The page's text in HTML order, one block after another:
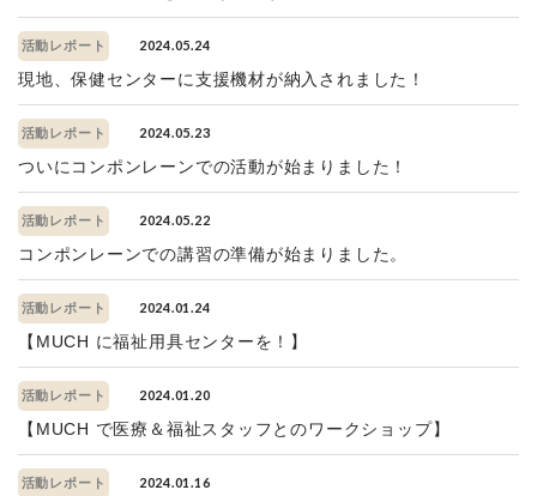
活動レポート 2024.05.24
現地、保健センターに支援機材が納入されました！
活動レポート 2024.05.23
ついにコンポンレーンでの活動が始まりました！
活動レポート 2024.05.22
コンポンレーンでの講習の準備が始まりました。
活動レポート 2024.01.24
【MUCH に福祉用具センターを！】
活動レポート 2024.01.20
【MUCH で医療＆福祉スタッフとのワークショップ】
活動レポート 2024.01.16